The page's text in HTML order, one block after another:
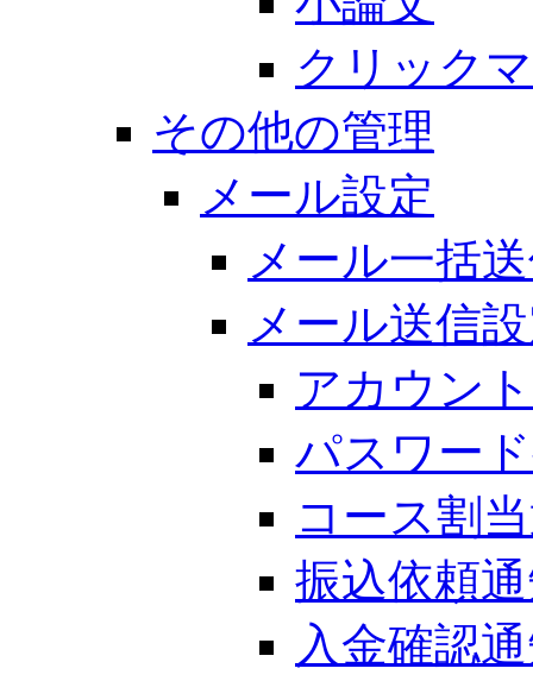
クリック
その他の管理
メール設定
メール一括
メール送信
アカウン
パスワー
コース割
振込依頼
入金確認